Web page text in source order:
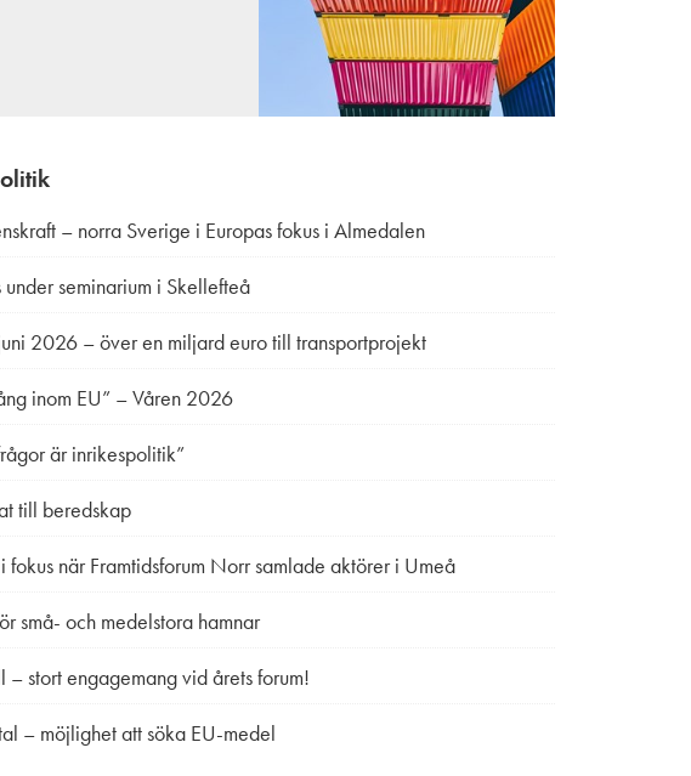
– norra Sverige i Europas fokus i Almedalen
seminarium i Skellefteå
2026 – över en miljard euro till transportprojekt
inom EU” – Våren 2026
är inrikespolitik”
till beredskap
när Framtidsforum Norr samlade aktörer i Umeå
små- och medelstora hamnar
– stort engagemang vid årets forum!
– möjlighet att söka EU-medel